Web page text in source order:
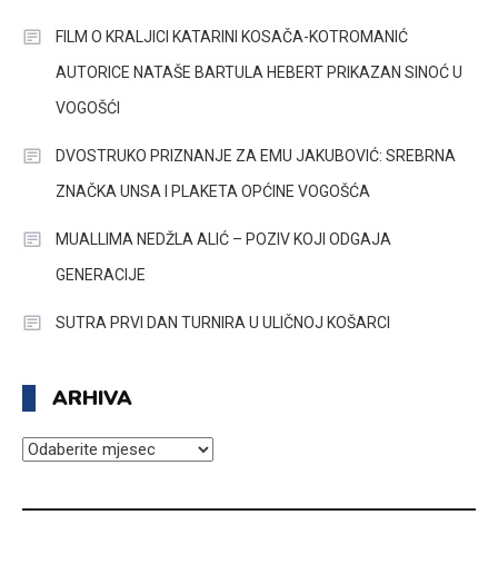
FILM O KRALJICI KATARINI KOSAČA-KOTROMANIĆ
AUTORICE NATAŠE BARTULA HEBERT PRIKAZAN SINOĆ U
VOGOŠĆI
DVOSTRUKO PRIZNANJE ZA EMU JAKUBOVIĆ: SREBRNA
ZNAČKA UNSA I PLAKETA OPĆINE VOGOŠĆA
MUALLIMA NEDŽLA ALIĆ – POZIV KOJI ODGAJA
GENERACIJE
SUTRA PRVI DAN TURNIRA U ULIČNOJ KOŠARCI
ARHIVA
ARHIVA